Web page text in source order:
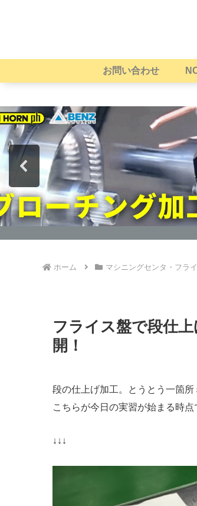
お問い合わせ
ホーム マシニングセンタ・フラ
フライス盤で段仕
開！
段の仕上げ加工。とうとう一箇所
こちらが今日の実習が始まる時点
↓↓↓